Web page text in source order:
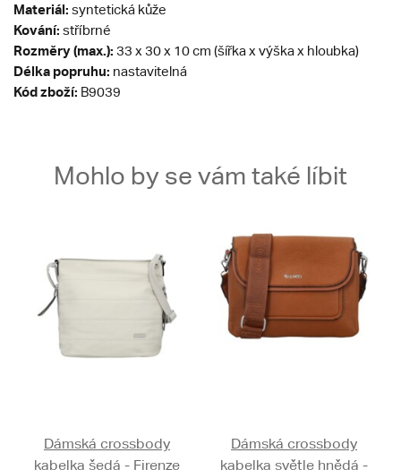
Materiál: syntetická kůže
Kování: stříbrné
Rozměry (max.): 33 x 30 x 10 cm (šířka x výška x hloubka)
Délka popruhu: nastavitelná
Kód zboží: B9039
Mohlo by se vám také líbit
Dámská crossbody
kabelka šedá - Firenze
Dámská crossbody
kabelka světle hnědá -